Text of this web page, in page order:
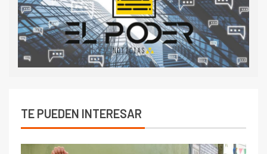
TE PUEDEN INTERESAR